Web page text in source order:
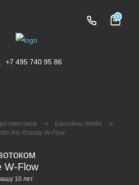
+7 495 740 95 86
0
Бассейны Wellis
Rio Grande W-Flow
W-Flow
10 лет